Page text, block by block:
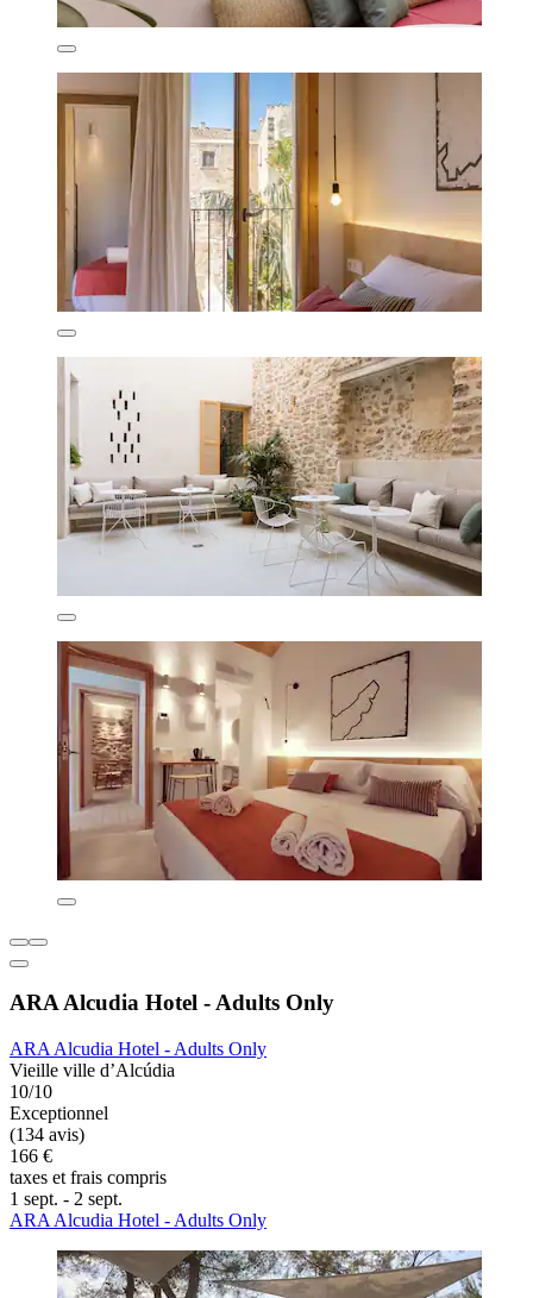
ARA Alcudia Hotel - Adults Only
ARA Alcudia Hotel - Adults Only
Vieille ville d’Alcúdia
10/10
Exceptionnel
(134 avis)
166 €
taxes et frais compris
1 sept. - 2 sept.
ARA Alcudia Hotel - Adults Only